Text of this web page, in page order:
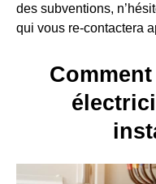
des subventions,
qui vous re-contactera